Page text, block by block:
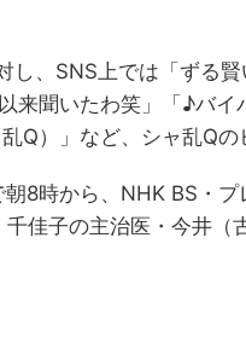
し、SNS上では「ずる
来聞いたわ笑」「♪バ
Q）」など、シャ乱Q
8時から、NHK BS・
佳子の主治医・今井（